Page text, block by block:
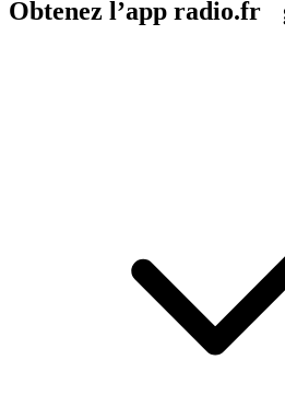
Obtenez l’app radio.fr